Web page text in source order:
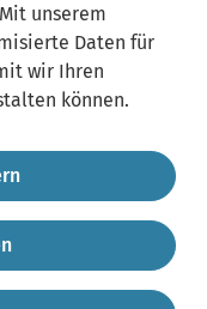
unserem
Daten für
wir Ihren
können.